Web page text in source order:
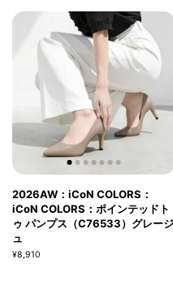
2026AW：iCoN COLORS：
iCoN COLORS：ポインテッドト
ゥ パンプス（C76533）グレージ
ュ
¥8,910